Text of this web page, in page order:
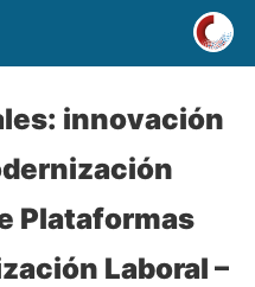
innovación
Plataformas
Laboral –